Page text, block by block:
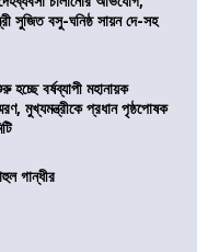
সুজিত বসু-ঘনিষ্ঠ সায়ন দে-সহ
বর্ষব্যাপী মহানায়ক
মুখ্যমন্ত্রীকে প্রধান পৃষ্ঠপোষক
গান্ধীর